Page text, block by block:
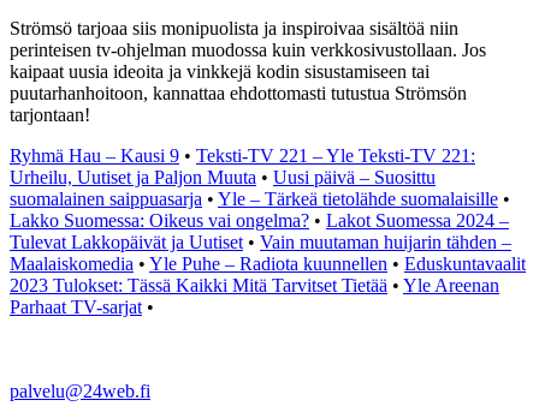
Strömsö tarjoaa siis monipuolista ja inspiroivaa sisältöä niin
perinteisen tv-ohjelman muodossa kuin verkkosivustollaan. Jos
kaipaat uusia ideoita ja vinkkejä kodin sisustamiseen tai
puutarhanhoitoon, kannattaa ehdottomasti tutustua Strömsön
tarjontaan!
Ryhmä Hau – Kausi 9 • Teksti-TV 221 – Yle Teksti-TV 221:
Urheilu, Uutiset ja Paljon Muuta • Uusi päivä – Suosittu
suomalainen saippuasarja • Yle – Tärkeä tietolähde suomalaisille •
Lakko Suomessa: Oikeus vai ongelma? • Lakot Suomessa 2024 –
Tulevat Lakkopäivät ja Uutiset • Vain muutaman huijarin tähden –
Maalaiskomedia • Yle Puhe – Radiota kuunnellen • Eduskuntavaalit
2023 Tulokset: Tässä Kaikki Mitä Tarvitset Tietää • Yle Areenan
Parhaat TV-sarjat •
palvelu@24web.fi